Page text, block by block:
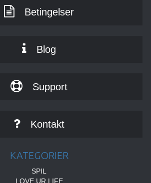
Betingelser
Blog
Support
Kontakt
KATEGORIER
SPIL
LOVE UR LIFE